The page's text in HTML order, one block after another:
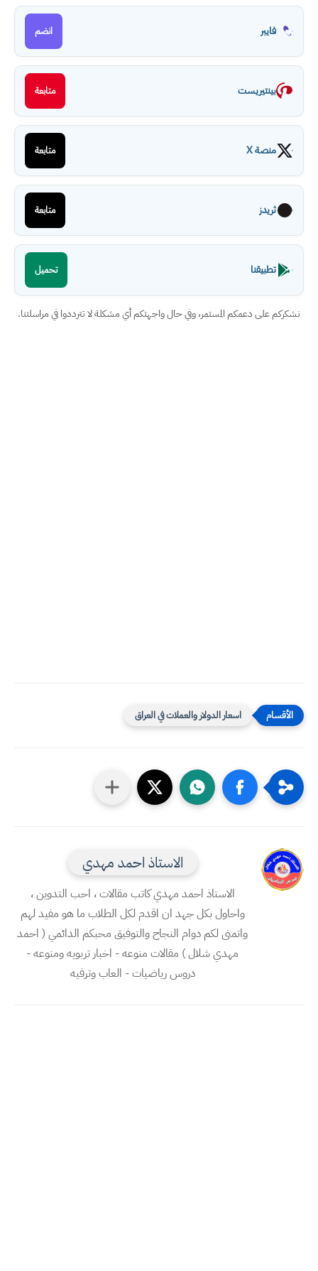
فايبر انضم
بينتيريست متابعة
منصة X متابعة
ثريدز متابعة
تطبيقنا تحميل
نشكركم على دعمكم المستمر، وفي حال واجهتكم أي مشكلة لا تترددوا في مراسلتنا.
اسعار الدولار والعملات في العراق
الاستاذ احمد مهدي
الاستاذ احمد مهدي كاتب مقالات ، احب التدوين ،
واحاول بكل جهد ان اقدم لكل الطلاب ما هو مفيد لهم
واتمنى لكم دوام النجاح والتوفيق محبكم الدائمي ( احمد
مهدي شلال ) مقالات منوعه - اخبار تربويه ومنوعه -
دروس رياضيات - العاب وترفيه